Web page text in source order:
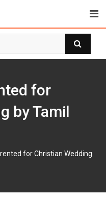
for
by Tamil
for Christian Wedding